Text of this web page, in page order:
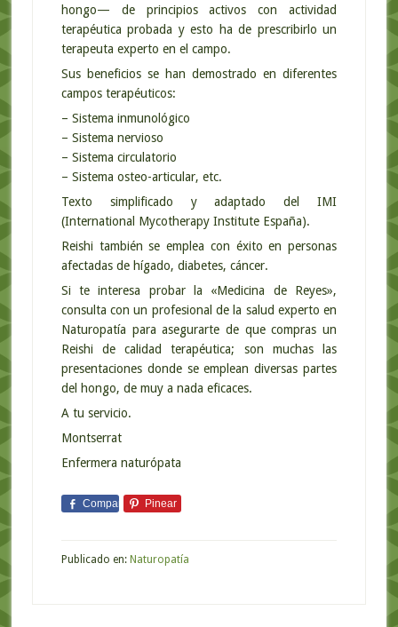
hongo— de principios activos con actividad
terapéutica probada y esto ha de prescribirlo un
terapeuta experto en el campo.
Sus beneficios se han demostrado en diferentes
campos terapéuticos:
– Sistema inmunológico
– Sistema nervioso
– Sistema circulatorio
– Sistema osteo-articular, etc.
Texto simplificado y adaptado del IMI
(International Mycotherapy Institute España).
Reishi también se emplea con éxito en personas
afectadas de hígado, diabetes, cáncer.
Si te interesa probar la «Medicina de Reyes»,
consulta con un profesional de la salud experto en
Naturopatía para asegurarte de que compras un
Reishi de calidad terapéutica; son muchas las
presentaciones donde se emplean diversas partes
del hongo, de muy a nada eficaces.
A tu servicio.
Montserrat
Enfermera naturópata
Comparte Pinear
Publicado en: Naturopatía